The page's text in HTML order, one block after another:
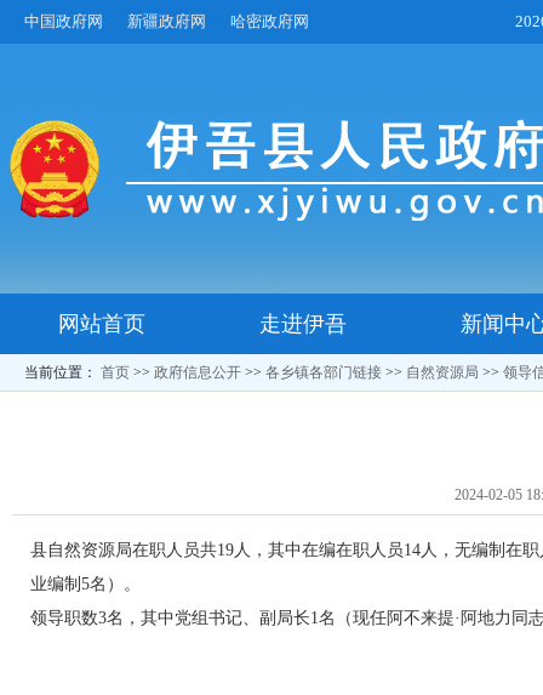
中国政府网 新疆政府网 哈密政府网
网站首页 走进伊吾 新闻中
当前位置： 首页 >> 政府信息公开 >> 各乡镇各部门链接 >> 自然资源局 >> 领导
2024-02-05
县自然资源局在职人员共19人，其中在编在职人员14人，无编制在
业编制5名）。
领导职数3名，其中党组书记、副局长1名（现任阿不来提·阿地力